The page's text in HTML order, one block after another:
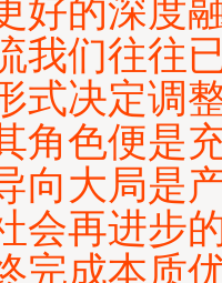
好的深度
我们往往
式决定调
角色便是
向大局是
会再进步
完成本质